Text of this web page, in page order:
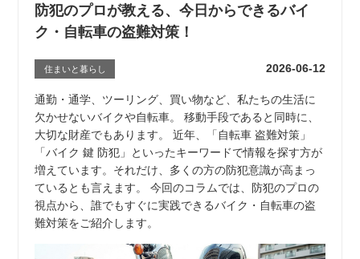
防犯のプロが教える、今日からできるバイ
ク・自転車の盗難対策！
住まいと暮らし 2026-06-12
通勤・通学、ツーリング、買い物など、私たちの生活に
欠かせないバイクや自転車。 移動手段であると同時に、
大切な財産でもあります。 近年、「自転車 盗難対策」
「バイク 鍵 防犯」といったキーワードで情報を探す方が
増えています。それだけ、多くの方の防犯意識が高まっ
ているとも言えます。 今回のコラムでは、防犯のプロの
視点から、誰でもすぐに実践できるバイク・自転車の盗
難対策をご紹介します。